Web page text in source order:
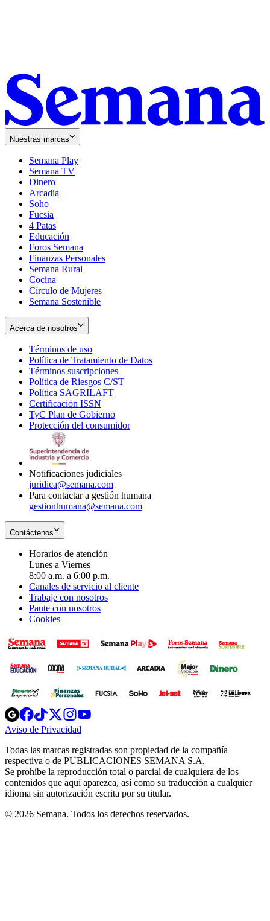
Nuestras marcas
Semana Play
Semana TV
Dinero
Arcadia
Soho
in
new
window
Fucsia
in
new
window
4 Patas
Educación
Foros Semana
Finanzas Personales
Semana Rural
Cocina
Círculo de Mujeres
Semana Sostenible
Acerca de nosotros
Términos de uso
in
new
window
Política de Tratamiento de Datos
Términos suscripciones
in
Política de Riesgos C/ST
Política SAGRILAFT
new
window
Certificación ISSN
in
new
TyC Plan de Gobierno
in
Protección del consumidorOpens
Notificaciones judiciales
juridica@semana.com
Para contactar a gestión humana
gestionhumana@semana.com
Contáctenos
Horarios de atención
Lunes a Viernes
8:00 a.m. a 6:00 p.m.
Canales de servicio al cliente
Trabaje con nosotros
Paute con nosotros
Cookies
Opens
in
new
Opens
in
new
Opens
in
new
window
Opens
new
windowwindow
Aviso de Privacidad
new
window
Todas las marcas registradas son propiedad de la compañía
respectiva o de PUBLICACIONES SEMANA S.A.
Se prohíbe la reproducción total o parcial de cualquiera de los
contenidos que aquí aparezca, así como su traducción a cualquier
idioma sin autorización escrita por su titular.
© 2026 Semana. Todos los derechos reservados.